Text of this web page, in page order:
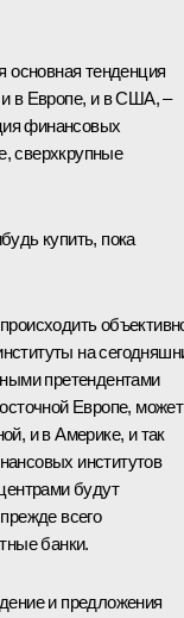
основная тенденция
в Европе, и в США, –
финансовых
сверхкрупные
купить, пока
на
претендентами
Европе, может
и в Америке, и так
институтов
будут
всего
банки.
и предложения